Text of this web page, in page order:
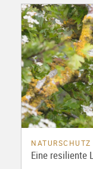
NATURSCHUTZ
Eine resiliente